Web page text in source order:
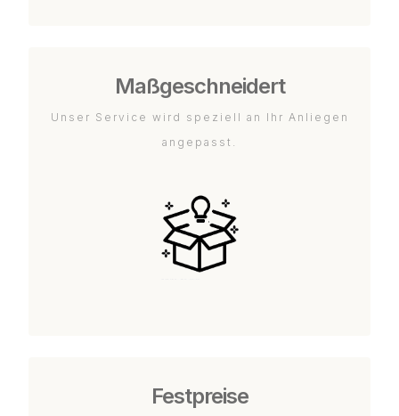
Maßgeschneidert
Unser Service wird speziell an Ihr Anliegen
angepasst.
Festpreise